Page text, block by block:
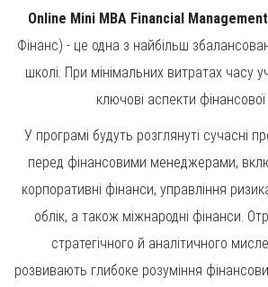
Online Mini MBA Financial Management
Фінанс) - це одна з найбільш
школі. При мінімальних витратах часу
ключові аспекти фінансової
У програмі будуть розглянуті сучасні
перед фінансовими менеджерами,
корпоративні фінанси, управління
облік, а також міжнародні фінанси.
стратегічного й аналітичного
розвивають глибоке розуміння